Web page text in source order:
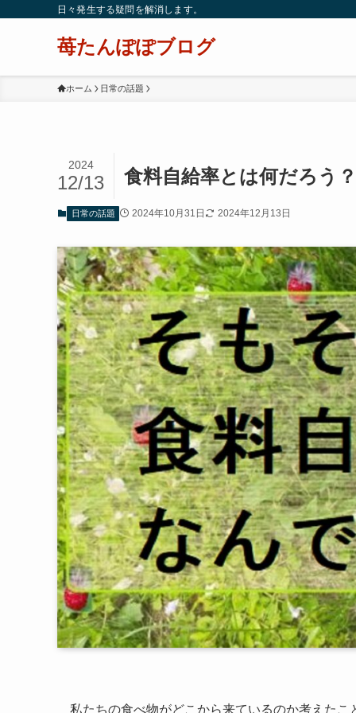
日々発生する疑問を解消します。
苺たんぽぽブログ
ホーム 日常の話題
食料自給率とは何だろう
2024
12/13
日常の話題 2024年10月31日 2024年12月13日
私たちの食べ物がどこから来ているのか考えたこ